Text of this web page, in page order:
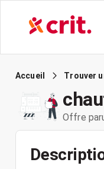
Accueil Trouver
Offre